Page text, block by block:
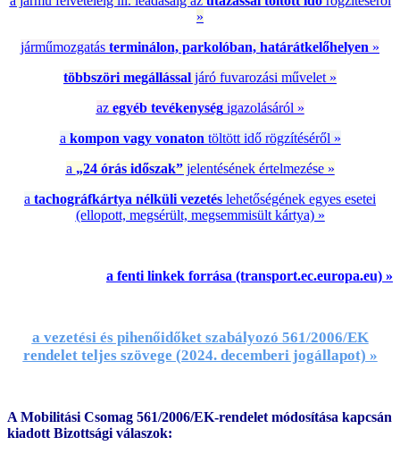
»
járműmozgatás terminálon, parkolóban, határátkelőhelyen »
többszöri megállással járó fuvarozási művelet »
az egyéb tevékenységigazolásáról »
a kompon vagy vonaton töltött idő rögzítéséről »
a „24 órás időszak”jelentésének értelmezése »
a tachográfkártya nélküli vezetés lehetőségének egyes esetei
(ellopott, megsérült, megsemmisült kártya) »
a fenti linkek forrása (transport.ec.europa.eu) »
a vezetési és pihenőidőket szabályozó 561/2006/EK
rendelet teljes szövege (2024. decemberi jogállapot) »
A Mobilitási Csomag 561/2006/EK-rendelet módosítása kapcsán
kiadott Bizottsági válaszok: